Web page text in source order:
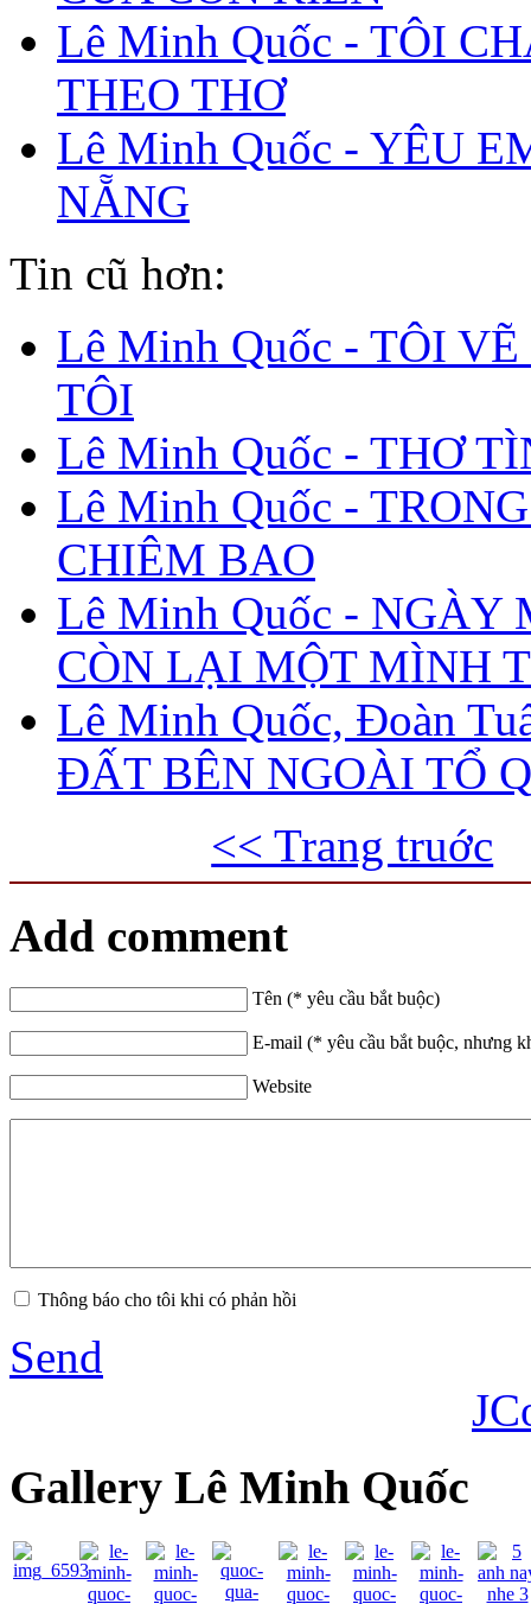
Lê Minh Quốc - TÔI
THEO THƠ
Lê Minh Quốc - YÊU
NẴNG
Tin cũ hơn:
Lê Minh Quốc - TÔI
TÔI
Lê Minh Quốc - THƠ
Lê Minh Quốc -
CHIÊM BAO
Lê Minh Quốc - NGÀY
CÒN LẠI MỘT MÌNH
Lê Minh Quốc, Đoàn
ĐẤT BÊN NGOÀI TỔ
<< Trang truớc
Add comment
Tên (* yêu cầu bắt buộc)
E-mail (* yêu cầu bắt buộc, nhưng
Website
Thông báo cho tôi khi có phản hồi
Send
Gallery Lê Minh Quốc